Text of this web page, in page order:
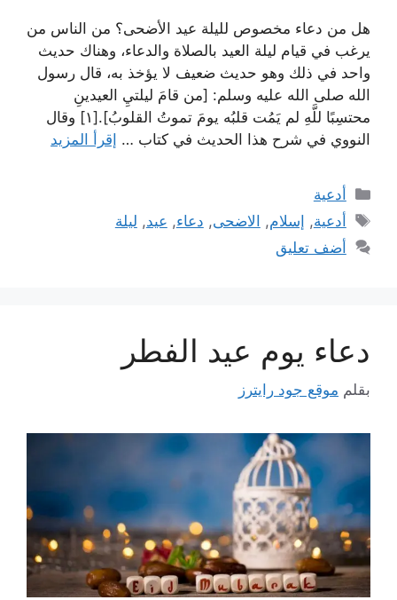
هل من دعاء مخصوص لليلة عيد الأضحى؟ من الناس من
يرغب في قيام ليلة العيد بالصلاة والدعاء، وهناك حديث
واحد في ذلك وهو حديث ضعيف لا يؤخذ به، قال رسول
الله صلى الله عليه وسلم: [من قامَ ليلتيِ العيدينِ
محتسِبًا للَّهِ لم يَمُت قلبُه يومَ تموتُ القلوبُ].[١] وقال
النووي في شرح هذا الحديث في كتاب … إقرأ المزيد
التصنيفات
أدعية
الوسوم
أدعية, إسلام, الاضحى, دعاء, عيد, ليلة
أضف تعليق
دعاء يوم عيد الفطر
بقلم موقع جود رايترز